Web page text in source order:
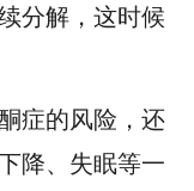
分解，这时候
症的风险，还
降、失眠等一